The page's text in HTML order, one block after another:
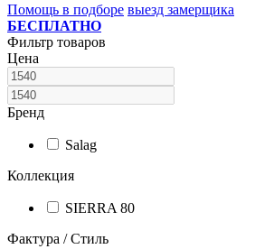
Помощь в подборе выезд замерщика
БЕСПЛАТНО
Фильтр товаров
Цена
Бренд
Salag
Коллекция
SIERRA 80
Фактура / Стиль